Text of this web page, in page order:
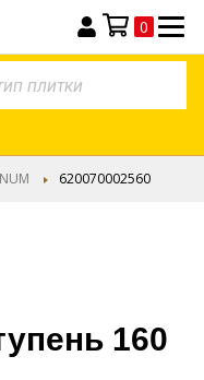
Моя корзина
0
620070002560
160